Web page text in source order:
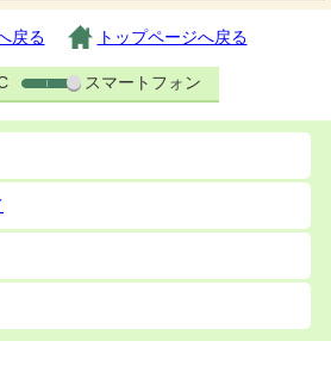
戻る トップページへ戻る
スマートフォン